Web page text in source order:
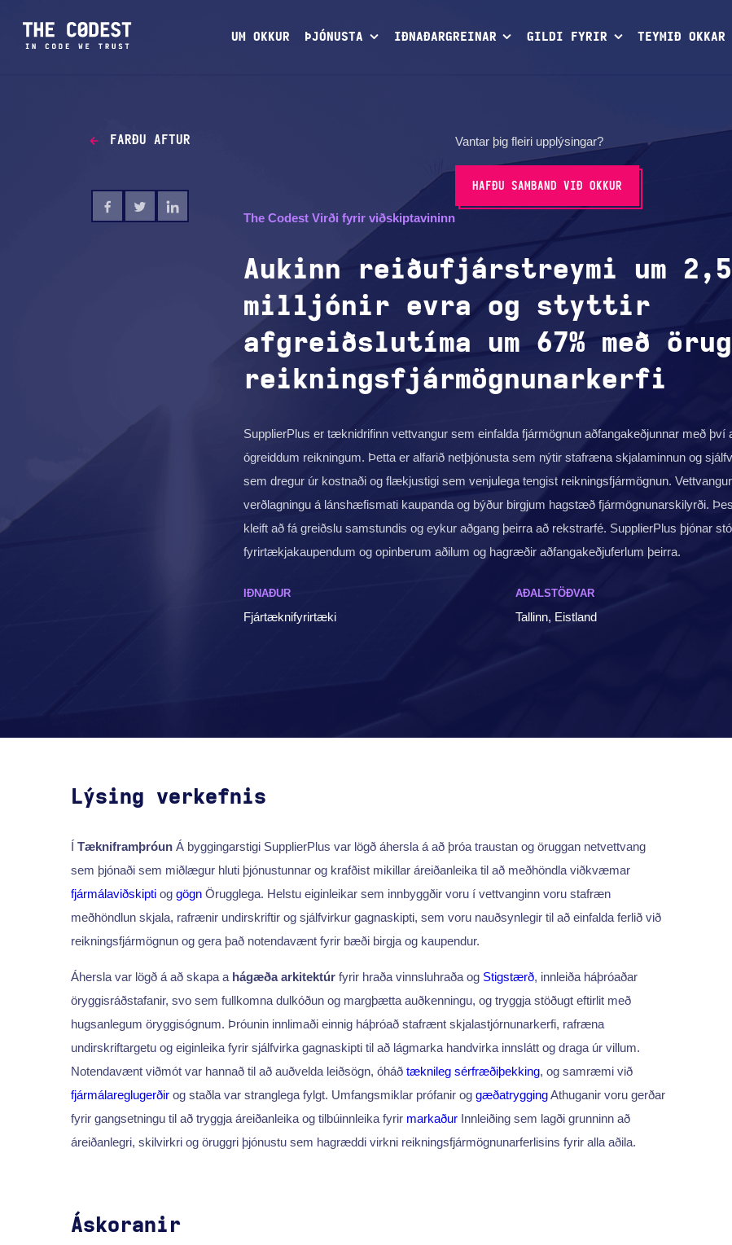
UM OKKUR ÞJÓNUSTA IÐNAÐARGREINAR GILDI FYRIR TEYMIÐ OKKAR
FARÐU AFTUR Vantar þig fleiri upplýsingar?
HAFÐU SAMBAND VIÐ OKKUR
The Codest Virði fyrir viðskiptavininn
Aukinn reiðufjárstreymi um 2,5
milljónir evra og styttir
afgreiðslutíma um 67% með
reikningsfjármögnunarkerfi
SupplierPlus er tæknidrifinn vettvangur sem einfalda fjármögnun aðfangakeðjunnar með því
ógreiddum reikningum. Þetta er alfarið netþjónusta sem nýtir stafræna skjalaminnun og
sem dregur úr kostnaði og flækjustigi sem venjulega tengist reikningsfjármögnun.
verðlagningu á lánshæfismati kaupanda og býður birgjum hagstæð fjármögnunarskilyrði.
kleift að fá greiðslu samstundis og eykur aðgang þeirra að rekstrarfé. SupplierPlus þjónar
fyrirtækjakaupendum og opinberum aðilum og hagræðir aðfangakeðjuferlum þeirra.
IÐNAÐUR
Fjártæknifyrirtæki
AÐALSTÖÐVAR
Tallinn, Eistland
Lýsing verkefnis
Í TækniframþróunÁ byggingarstigi SupplierPlus var lögð áhersla á að þróa traustan og öruggan netvettvang
sem þjónaði sem miðlægur hluti þjónustunnar og krafðist mikillar áreiðanleika til að meðhöndla viðkvæmar
fjármálaviðskiptiog gögnÖrugglega. Helstu eiginleikar sem innbyggðir voru í vettvanginn voru stafræn
meðhöndlun skjala, rafrænir undirskriftir og sjálfvirkur gagnaskipti, sem voru nauðsynlegir til að einfalda ferlið við
reikningsfjármögnun og gera það notendavænt fyrir bæði birgja og kaupendur.
Áhersla var lögð á að skapa a hágæða arkitektúrfyrir hraða vinnsluhraða og Stigstærð, innleiða háþróaðar
öryggisráðstafanir, svo sem fullkomna dulkóðun og margþætta auðkenningu, og tryggja stöðugt eftirlit með
hugsanlegum öryggisógnum. Þróunin innlimaði einnig háþróað stafrænt skjalastjórnunarkerfi, rafræna
undirskriftargetu og eiginleika fyrir sjálfvirka gagnaskipti til að lágmarka handvirka innslátt og draga úr villum.
Notendavænt viðmót var hannað til að auðvelda leiðsögn, óháð tæknileg sérfræðiþekking, og samræmi við
fjármálareglugerðirog staðla var stranglega fylgt. Umfangsmiklar prófanir og gæðatryggingAthuganir voru gerðar
fyrir gangsetningu til að tryggja áreiðanleika og tilbúinnleika fyrir markaðurInnleiðing sem lagði grunninn að
áreiðanlegri, skilvirkri og öruggri þjónustu sem hagræddi virkni reikningsfjármögnunarferlisins fyrir alla aðila.
Áskoranir